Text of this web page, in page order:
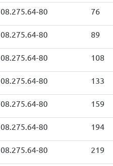
80 76
80 89
80 108
80 133
80 159
80 194
80 219